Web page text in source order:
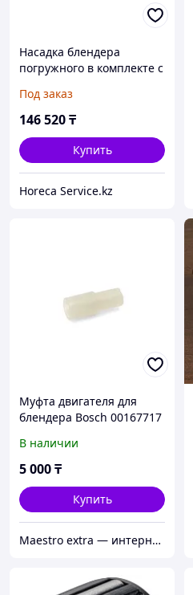
Насадка блендера
погружного в комплекте с
FAMA (FM600)
Под заказ
146 520₸
Купить
Horeca Service.kz
Муфта двигателя для
блендера Bosch 00167717
В наличии
5 000₸
Купить
Maestro extra — интернет-магазин запчастей для крупной и мелкой бытовой техники в Алматы